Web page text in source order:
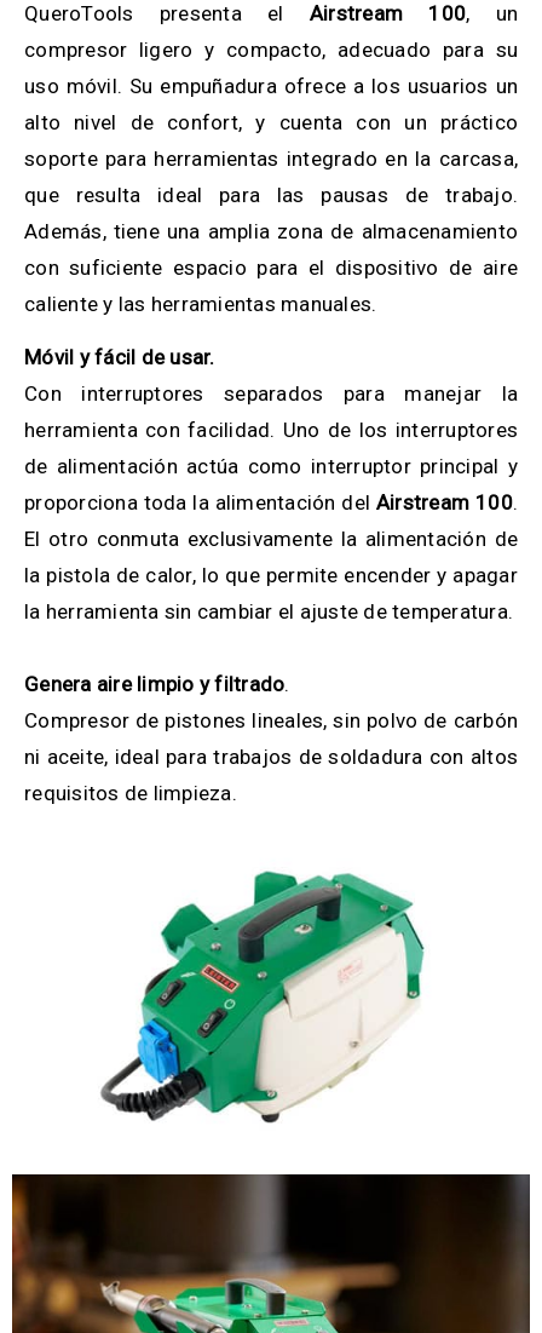
QueroTools presenta el Airstream 100, un
compresor ligero y compacto, adecuado para su
uso móvil. Su empuñadura ofrece a los usuarios un
alto nivel de confort, y cuenta con un práctico
soporte para herramientas integrado en la carcasa,
que resulta ideal para las pausas de trabajo.
Además, tiene una amplia zona de almacenamiento
con suficiente espacio para el dispositivo de aire
caliente y las herramientas manuales.
Móvil y fácil de usar.
Con interruptores separados para manejar la
herramienta con facilidad. Uno de los interruptores
de alimentación actúa como interruptor principal y
proporciona toda la alimentación del Airstream 100.
El otro conmuta exclusivamente la alimentación de
la pistola de calor, lo que permite encender y apagar
la herramienta sin cambiar el ajuste de temperatura.
Genera aire limpio y filtrado.
Compresor de pistones lineales, sin polvo de carbón
ni aceite, ideal para trabajos de soldadura con altos
requisitos de limpieza.